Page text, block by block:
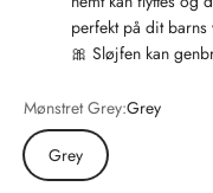
perfekt på dit
🎀 Sløjfen kan
Mønstret Grey:Grey
Grey